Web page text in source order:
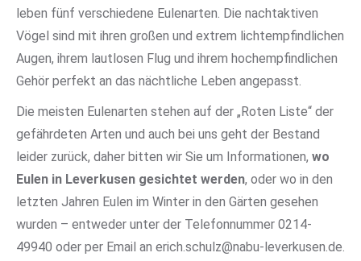
leben fünf verschiedene Eulenarten. Die nachtaktiven
Vögel sind mit ihren großen und extrem lichtempfindlichen
Augen, ihrem lautlosen Flug und ihrem hochempfindlichen
Gehör perfekt an das nächtliche Leben angepasst.
Die meisten Eulenarten stehen auf der „Roten Liste“ der
gefährdeten Arten und auch bei uns geht der Bestand
leider zurück, daher bitten wir Sie um Informationen, wo
Eulen in Leverkusen gesichtet werden, oder wo in den
letzten Jahren Eulen im Winter in den Gärten gesehen
wurden – entweder unter der Telefonnummer 0214-
49940 oder per Email an erich.schulz@nabu-leverkusen.de.